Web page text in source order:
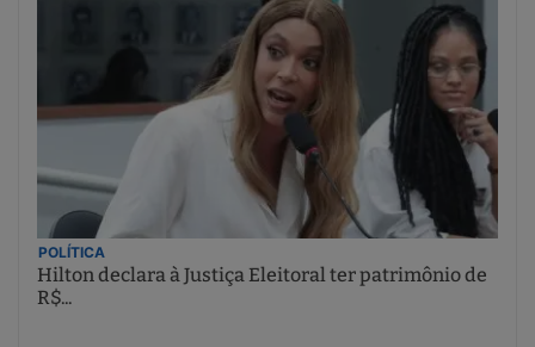
POLÍTICA
Hilton declara à Justiça Eleitoral ter patrimônio de
R$...